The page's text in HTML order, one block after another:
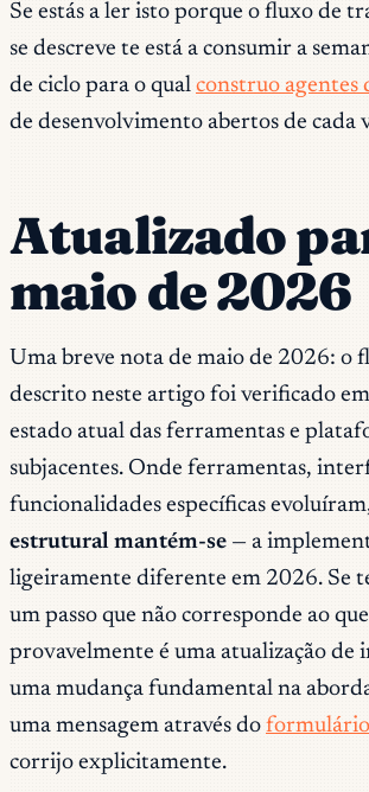
Se estás a ler isto porque o fluxo de
se descreve te está a consumir a
de ciclo para o qual construo agentes
de desenvolvimento abertos de cada
Atualizado
maio de 2026
Uma breve nota de maio de 2026: o
descrito neste artigo foi verificado
estado atual das ferramentas e
subjacentes. Onde ferramentas,
funcionalidades específicas
estrutural mantém-se — a
ligeiramente diferente em 2026. Se
um passo que não corresponde ao
provavelmente é uma atualização de
uma mudança fundamental na
uma mensagem através do
corrijo explicitamente.